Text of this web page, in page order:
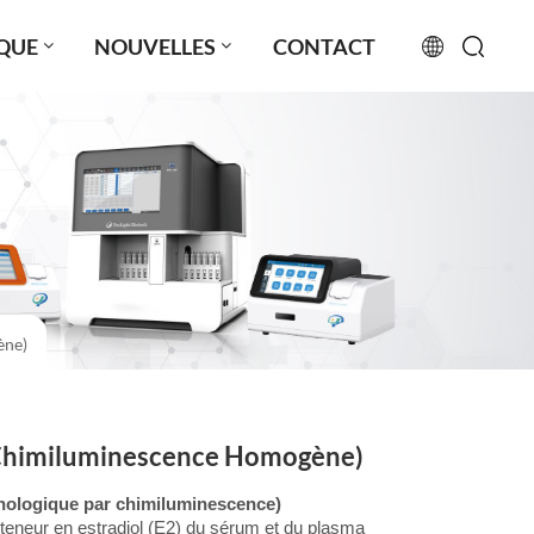
NOUVELLES CONTACT
русский
español
日本語
Türkçe
Homogène)
par chimiluminescence)
en estradiol (E2) du sérum et du plasma